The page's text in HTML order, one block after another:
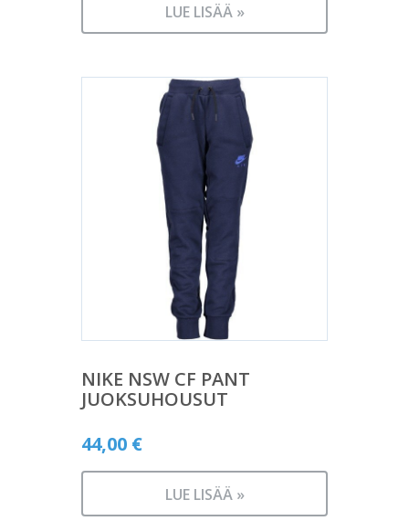
LUE LISÄÄ »
NIKE NSW CF PANT
JUOKSUHOUSUT
44,00 €
LUE LISÄÄ »